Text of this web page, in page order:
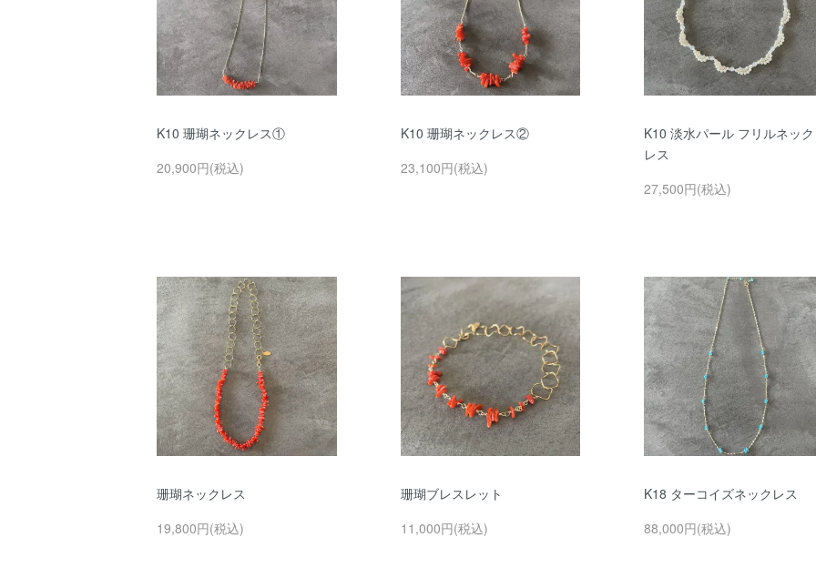
K10 珊瑚ネックレス①
20,900円(税込)
K10 珊瑚ネックレス②
23,100円(税込)
K10 淡水パール フリルネック
レス
27,500円(税込)
珊瑚ネックレス
19,800円(税込)
珊瑚ブレスレット
11,000円(税込)
K18 ターコイズネックレス
88,000円(税込)